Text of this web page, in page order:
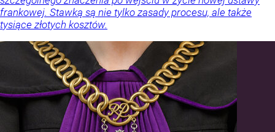
frankowej. Stawką są nie tylko zasady procesu, ale także
tysiące złotych kosztów.